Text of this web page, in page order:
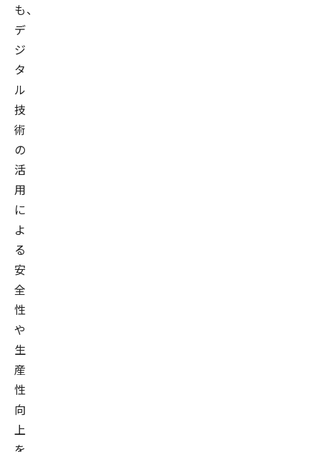
も、
デ
ジ
タ
ル
技
術
の
活
用
に
よ
る
安
全
性
や
生
産
性
向
上